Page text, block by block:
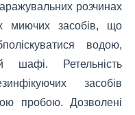
розчинах
миючих засобів, що
водою,
шафі. Ретельність
засобів
пробою. Дозволені